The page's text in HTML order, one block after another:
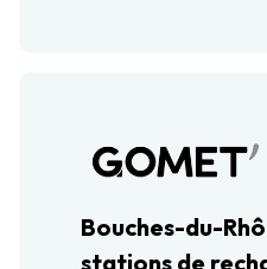
Bouches-du-
stations de